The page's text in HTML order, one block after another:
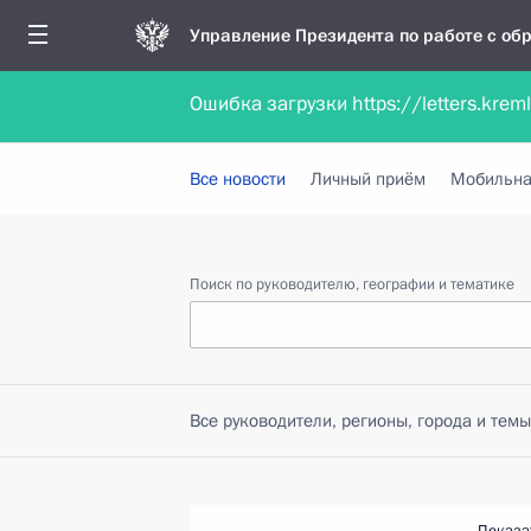
Управление Президента по работе с
Обратиться в форме электронного
Все новости Личный приём
Поиск по руководителю, географии и тематике
Все руководители, регионы, города и темы
Ошибка загрузки https://